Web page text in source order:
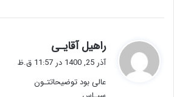
راهیل آقایـی
ف
:
آذر 25, 1400 در 11:57 ق.ظ
عالی بود توضیحاتتـون